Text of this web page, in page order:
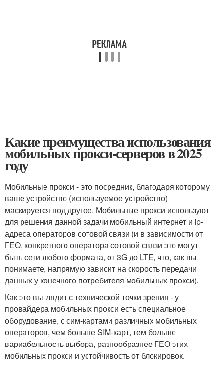
Какие преимущества использования
мобильных прокси-серверов в 2025
году
Мобильные прокси - это посредник, благодаря которому
ваше устройство (используемое устройство)
маскируется под другое. Мобильные прокси используют
для решения данной задачи мобильный интернет и ip-
адреса операторов сотовой связи (и в зависимости от
ГЕО, конкретного оператора сотовой связи это могут
быть сети любого формата, от 3G до LTE, что, как вы
понимаете, напрямую зависит на скорость передачи
данных у конечного потребителя мобильных прокси).
Как это выглядит с технической точки зрения - у
провайдера мобильных прокси есть специальное
оборудование, с сим-картами различных мобильных
операторов, чем больше SIM-карт, тем больше
вариабельность выбора, разнообразнее ГЕО этих
мобильных прокси и устойчивость от блокировок.